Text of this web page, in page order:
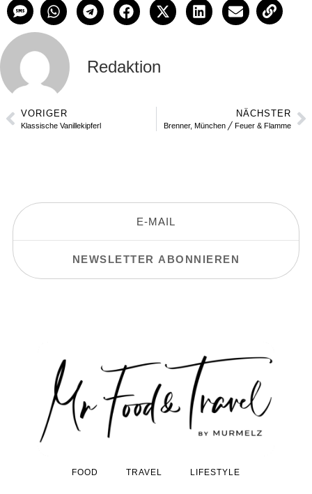
Redaktion
VORIGER
Klassische Vanillekipferl
NÄCHSTER
Brenner, München ╱ Feuer & Flamme
FOOD TRAVEL LIFESTYLE